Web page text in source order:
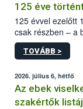
125 éve
125 évvel ezelőtt
csak részben – a
állomás a Kis
tervezett új
TOVÁBB >
2026. július 6, hétfő
Az ebek
szakértők